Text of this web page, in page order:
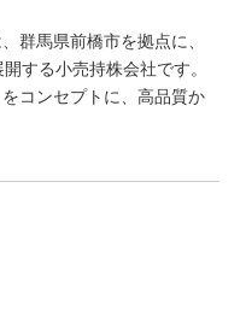
群馬県前橋市を拠点に、
する小売持株会社です。
コンセプトに、高品質か